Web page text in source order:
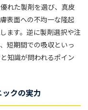
れた製剤を選び、真皮
表面への不均一な隆起
ます。逆に製剤選択や注
短期間での吸収といっ
知識が問われるポイン
クの実力